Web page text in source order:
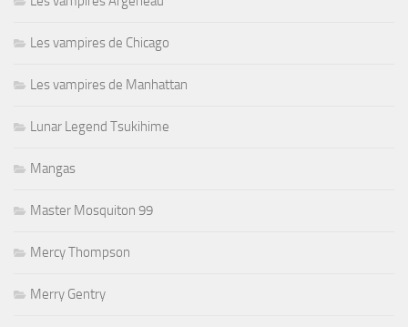
Les vampires de Chicago
Les vampires de Manhattan
Lunar Legend Tsukihime
Mangas
Master Mosquiton 99
Mercy Thompson
Merry Gentry